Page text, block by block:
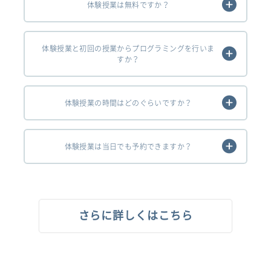
体験授業は無料ですか？
体験授業と初回の授業からプログラミングを行いま
すか？
体験授業の時間はどのぐらいですか？
体験授業は当日でも予約できますか？
さらに詳しくはこちら